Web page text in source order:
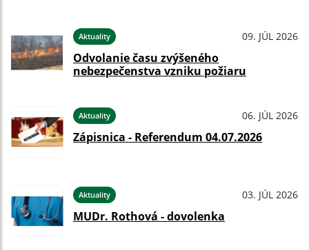
Aktuality 09. JÚL 2026
Odvolanie času zvýšeného
nebezpečenstva vzniku požiaru
Aktuality 06. JÚL 2026
Zápisnica - Referendum 04.07.2026
Aktuality 03. JÚL 2026
MUDr. Rothová - dovolenka